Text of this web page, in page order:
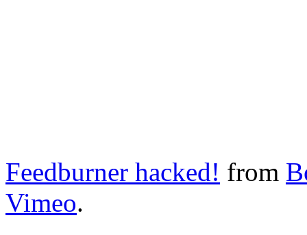
Feedburner hacked! from
Vimeo.